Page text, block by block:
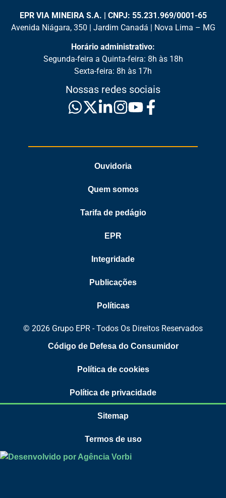
EPR VIA MINEIRA S.A. | CNPJ: 55.231.969/0001-65
Avenida Niágara, 350 | Jardim Canadá | Nova Lima – MG
Horário administrativo:
Segunda-feira a Quinta-feira: 8h às 18h
Sexta-feira: 8h às 17h
Nossas redes sociais
Ouvidoria
Quem somos
Tarifa de pedágio
EPR
Integridade
Publicações
Políticas
© 2026 Grupo EPR - Todos Os Direitos Reservados
Código de Defesa do Consumidor
Política de cookies
Política de privacidade
Sitemap
Termos de uso